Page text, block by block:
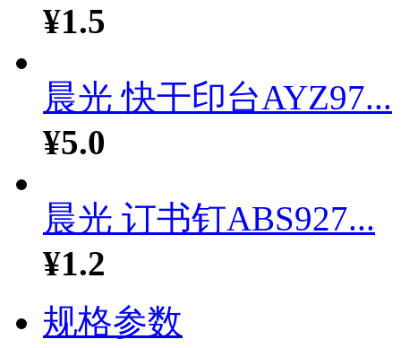
¥1.5
晨光 快干印台AYZ97...
¥5.0
晨光 订书钉ABS927...
¥1.2
规格参数